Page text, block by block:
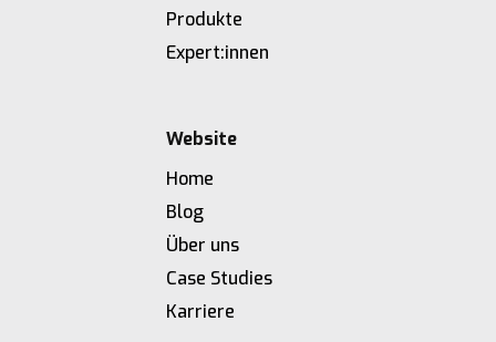
Produkte
Expert:innen
Website
Home
Blog
Über uns
Case Studies
Karriere